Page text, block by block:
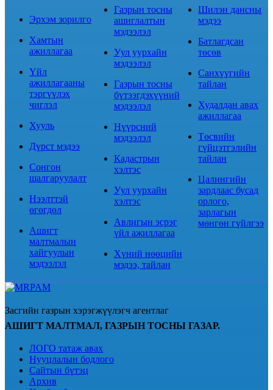
Эрхэм зорилго
Хамтын
ажиллагаа
Үйл
ажиллагааны
тэргүүлэх
чиглэл
Хууль
Дүрст мэдээ
Сонгон
шалгаруулалт
Нээлттэй
өгөгдөл
Ашигт
малтмалын
хайгуулын
мэдээлэл
Газрын тосны
ашиглалтын
мэдээлэл
Уул уурхайн
мэдээлэл
Газрын тосны
бүтээгдэхүүний
мэдээлэл
Нүүрсний
мэдээлэл
Кадастрын
хэлтэс
Уул уурхайн
хэлтэс
Авлигын эсрэг
үйл ажиллагаа
Хүний нөөцийн
мэдээ, тайлан
Шилэн дансны
мэдээ
Батлагдсан
төсөв
Санхүүгийн
тайлан
Худалдан авах
ажиллагаа
Төсвийн
гүйцэтгэлийн
тайлан
Цалингийн
зардлаас бусад
орлого,
зарлагын
мөнгөн гүйлгээ
Засгийн газрын хэрэгжүүлэгч агентлаг
АШИГТ МАЛТМАЛ, ГАЗРЫН ТОСНЫ ГАЗАР.
ЛОГО татаж авах
Нууцлалын бодлого
Сайтын бүтэц
Архив